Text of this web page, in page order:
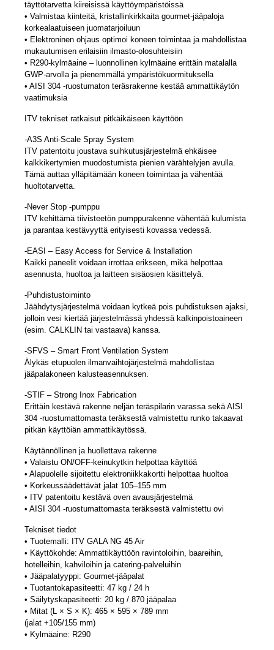
täyttötarvetta kiireisissä käyttöympäristöissä
• Valmistaa kiinteitä, kristallinkirkkaita gourmet-jääpaloja
korkealaatuiseen juomatarjoiluun
• Elektroninen ohjaus optimoi koneen toimintaa ja mahdollistaa
mukautumisen erilaisiin ilmasto-olosuhteisiin
• R290-kylmäaine – luonnollinen kylmäaine erittäin matalalla
GWP-arvolla ja pienemmällä ympäristökuormituksella
• AISI 304 -ruostumaton teräsrakenne kestää ammattikäytön
vaatimuksia
ITV tekniset ratkaisut pitkäikäiseen käyttöön
-A3S Anti-Scale Spray System
ITV patentoitu joustava suihkutusjärjestelmä ehkäisee
kalkkikertymien muodostumista pienien värähtelyjen avulla.
Tämä auttaa ylläpitämään koneen toimintaa ja vähentää
huoltotarvetta.
-Never Stop -pumppu
ITV kehittämä tiivisteetön pumppurakenne vähentää kulumista
ja parantaa kestävyyttä erityisesti kovassa vedessä.
-EASI – Easy Access for Service & Installation
Kaikki paneelit voidaan irrottaa erikseen, mikä helpottaa
asennusta, huoltoa ja laitteen sisäosien käsittelyä.
-Puhdistustoiminto
Jäähdytysjärjestelmä voidaan kytkeä pois puhdistuksen ajaksi,
jolloin vesi kiertää järjestelmässä yhdessä kalkinpoistoaineen
(esim. CALKLIN tai vastaava) kanssa.
-SFVS – Smart Front Ventilation System
Älykäs etupuolen ilmanvaihtojärjestelmä mahdollistaa
jääpalakoneen kalusteasennuksen.
-STIF – Strong Inox Fabrication
Erittäin kestävä rakenne neljän teräspilarin varassa sekä AISI
304 -ruostumattomasta teräksestä valmistettu runko takaavat
pitkän käyttöiän ammattikäytössä.
Käytännöllinen ja huollettava rakenne
• Valaistu ON/OFF-keinukytkin helpottaa käyttöä
• Alapuolelle sijoitettu elektroniikkakortti helpottaa huoltoa
• Korkeussäädettävät jalat 105–155 mm
• ITV patentoitu kestävä oven avausjärjestelmä
• AISI 304 -ruostumattomasta teräksestä valmistettu ovi
Tekniset tiedot
• Tuotemalli: ITV GALA NG 45 Air
• Käyttökohde: Ammattikäyttöön ravintoloihin, baareihin,
hotelleihin, kahviloihin ja catering-palveluihin
• Jääpalatyyppi: Gourmet-jääpalat
• Tuotantokapasiteetti: 47 kg / 24 h
• Säilytyskapasiteetti: 20 kg / 870 jääpalaa
• Mitat (L × S × K): 465 × 595 × 789 mm
(jalat +105/155 mm)
• Kylmäaine: R290